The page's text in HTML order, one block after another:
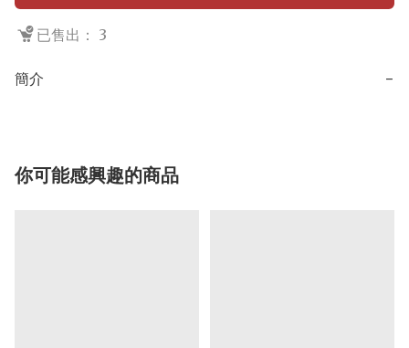
已售出： 3
簡介 −
你可能感興趣的商品